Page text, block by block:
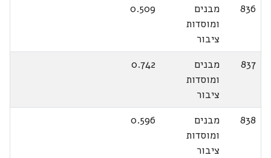
836
מבנים
ומוסדות
ציבור
0.509
837
מבנים
ומוסדות
ציבור
0.742
838
מבנים
ומוסדות
ציבור
0.596